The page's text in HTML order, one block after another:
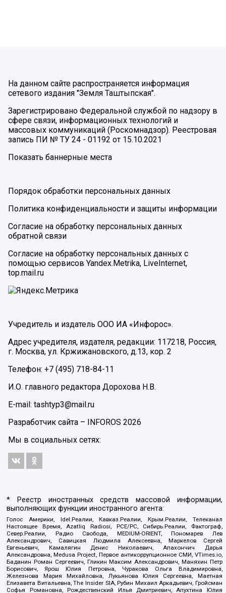
На данном сайте распространяется информация
сетевого издания "Земля Таштыпская".
Зарегистрировано Федеральной службой по надзору в
сфере связи, информационных технологий и
массовых коммуникаций (Роскомнадзор). Реестровая
запись ПИ № ТУ 24 - 01192 от 15.10.2021
Показать баннерные места
Порядок обработки персональных данных
Политика конфиденциальности и защиты информации
Согласие на обработку персональных данных
обратной связи
Согласие на обработку персональных данных с
помощью сервисов Yandex.Metrika, LiveInternet,
top.mail.ru
Учредитель и издатель ООО ИА «Инфорос».
Адрес учредителя, издателя, редакции: 117218, Россия,
г. Москва, ул. Кржижановского, д.13, кор. 2
Телефон: +7 (495) 718-84-11
И.О. главного редактора Дорохова Н.В.
E-mail: tashtyp3@mail.ru
Разработчик сайта – INFOROS 2026
Мы в социальных сетях:
* Реестр иностранных средств массовой информации,
выполняющих функции иностранного агента:
Голос Америки, Idel.Реалии, Кавказ.Реалии, Крым.Реалии, Телеканал
Настоящее Время, Azatliq Radiosi, PCE/PC, Сибирь.Реалии, Фактограф,
Север.Реалии, Радио Свобода, MEDIUM-ORIENT, Пономарев Лев
Александрович, Савицкая Людмила Алексеевна, Маркелов Сергей
Евгеньевич, Камалягин Денис Николаевич, Апахончич Дарья
Александровна, Medusa Project, Первое антикоррупционное СМИ, VTimes.io,
Баданин Роман Сергеевич, Гликин Максим Александрович, Маняхин Петр
Борисович, Ярош Юлия Петровна, Чуракова Ольга Владимировна,
Железнова Мария Михайловна, Лукьянова Юлия Сергеевна, Маетная
Елизавета Витальевна, The Insider SIA, Рубин Михаил Аркадьевич, Гройсман
Софья Романовна, Рождественский Илья Дмитриевич, Апухтина Юлия